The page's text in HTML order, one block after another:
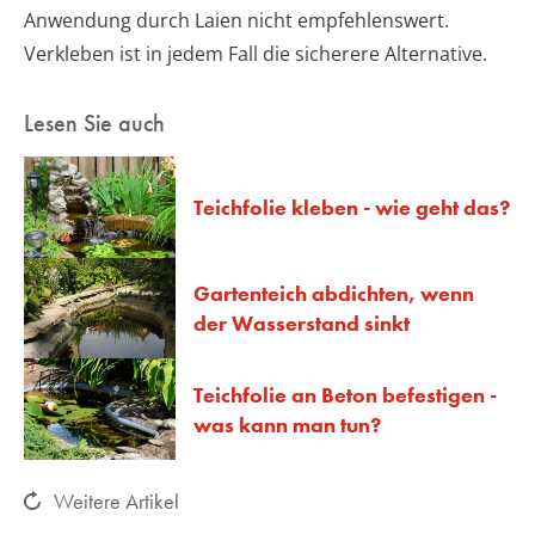
Anwendung durch Laien nicht empfehlenswert.
Verkleben ist in jedem Fall die sicherere Alternative.
Lesen Sie auch
Teichfolie kleben - wie geht das?
Gartenteich abdichten, wenn
der Wasserstand sinkt
Teichfolie an Beton befestigen -
was kann man tun?
Weitere Artikel